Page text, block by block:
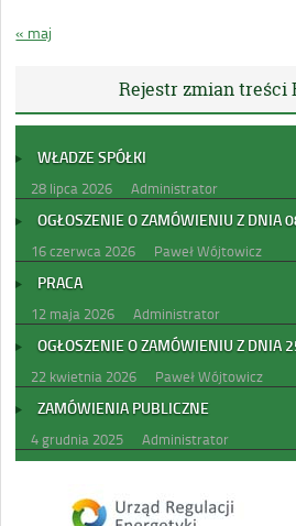
« maj
Rejestr zmian treści
WŁADZE SPÓŁKI
28 lipca 2026 Administrator
OGŁOSZENIE O ZAMÓWIENIU Z DNIA
16 czerwca 2026 Paweł Wójtowicz
PRACA
12 maja 2026 Administrator
OGŁOSZENIE O ZAMÓWIENIU Z DNIA
22 kwietnia 2026 Paweł Wójtowicz
ZAMÓWIENIA PUBLICZNE
4 grudnia 2025 Administrator